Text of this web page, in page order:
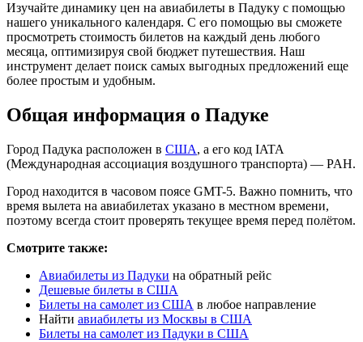
Изучайте динамику цен на авиабилеты в Падуку с помощью
нашего уникального календаря. С его помощью вы сможете
просмотреть стоимость билетов на каждый день любого
месяца, оптимизируя свой бюджет путешествия. Наш
инструмент делает поиск самых выгодных предложений еще
более простым и удобным.
Общая информация о Падуке
Город Падука расположен в США, а его код IATA
(Международная ассоциация воздушного транспорта) — PAH.
Город находится в часовом поясе GMT-5. Важно помнить, что
время вылета на авиабилетах указано в местном времени,
поэтому всегда стоит проверять текущее время перед полётом.
Смотрите также:
Авиабилеты из Падуки на обратный рейс
Дешевые билеты в США
Билеты на самолет из США в любое направление
Найти авиабилеты из Москвы в США
Билеты на самолет из Падуки в США